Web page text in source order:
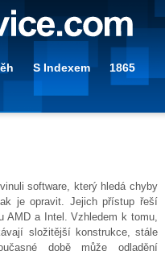
S Indexem 1865
software, který hledá chyby
je opravit. Jejich přístup řeší
AMD a Intel. Vzhledem k tomu,
složitější konstrukce, stále
době může odladění